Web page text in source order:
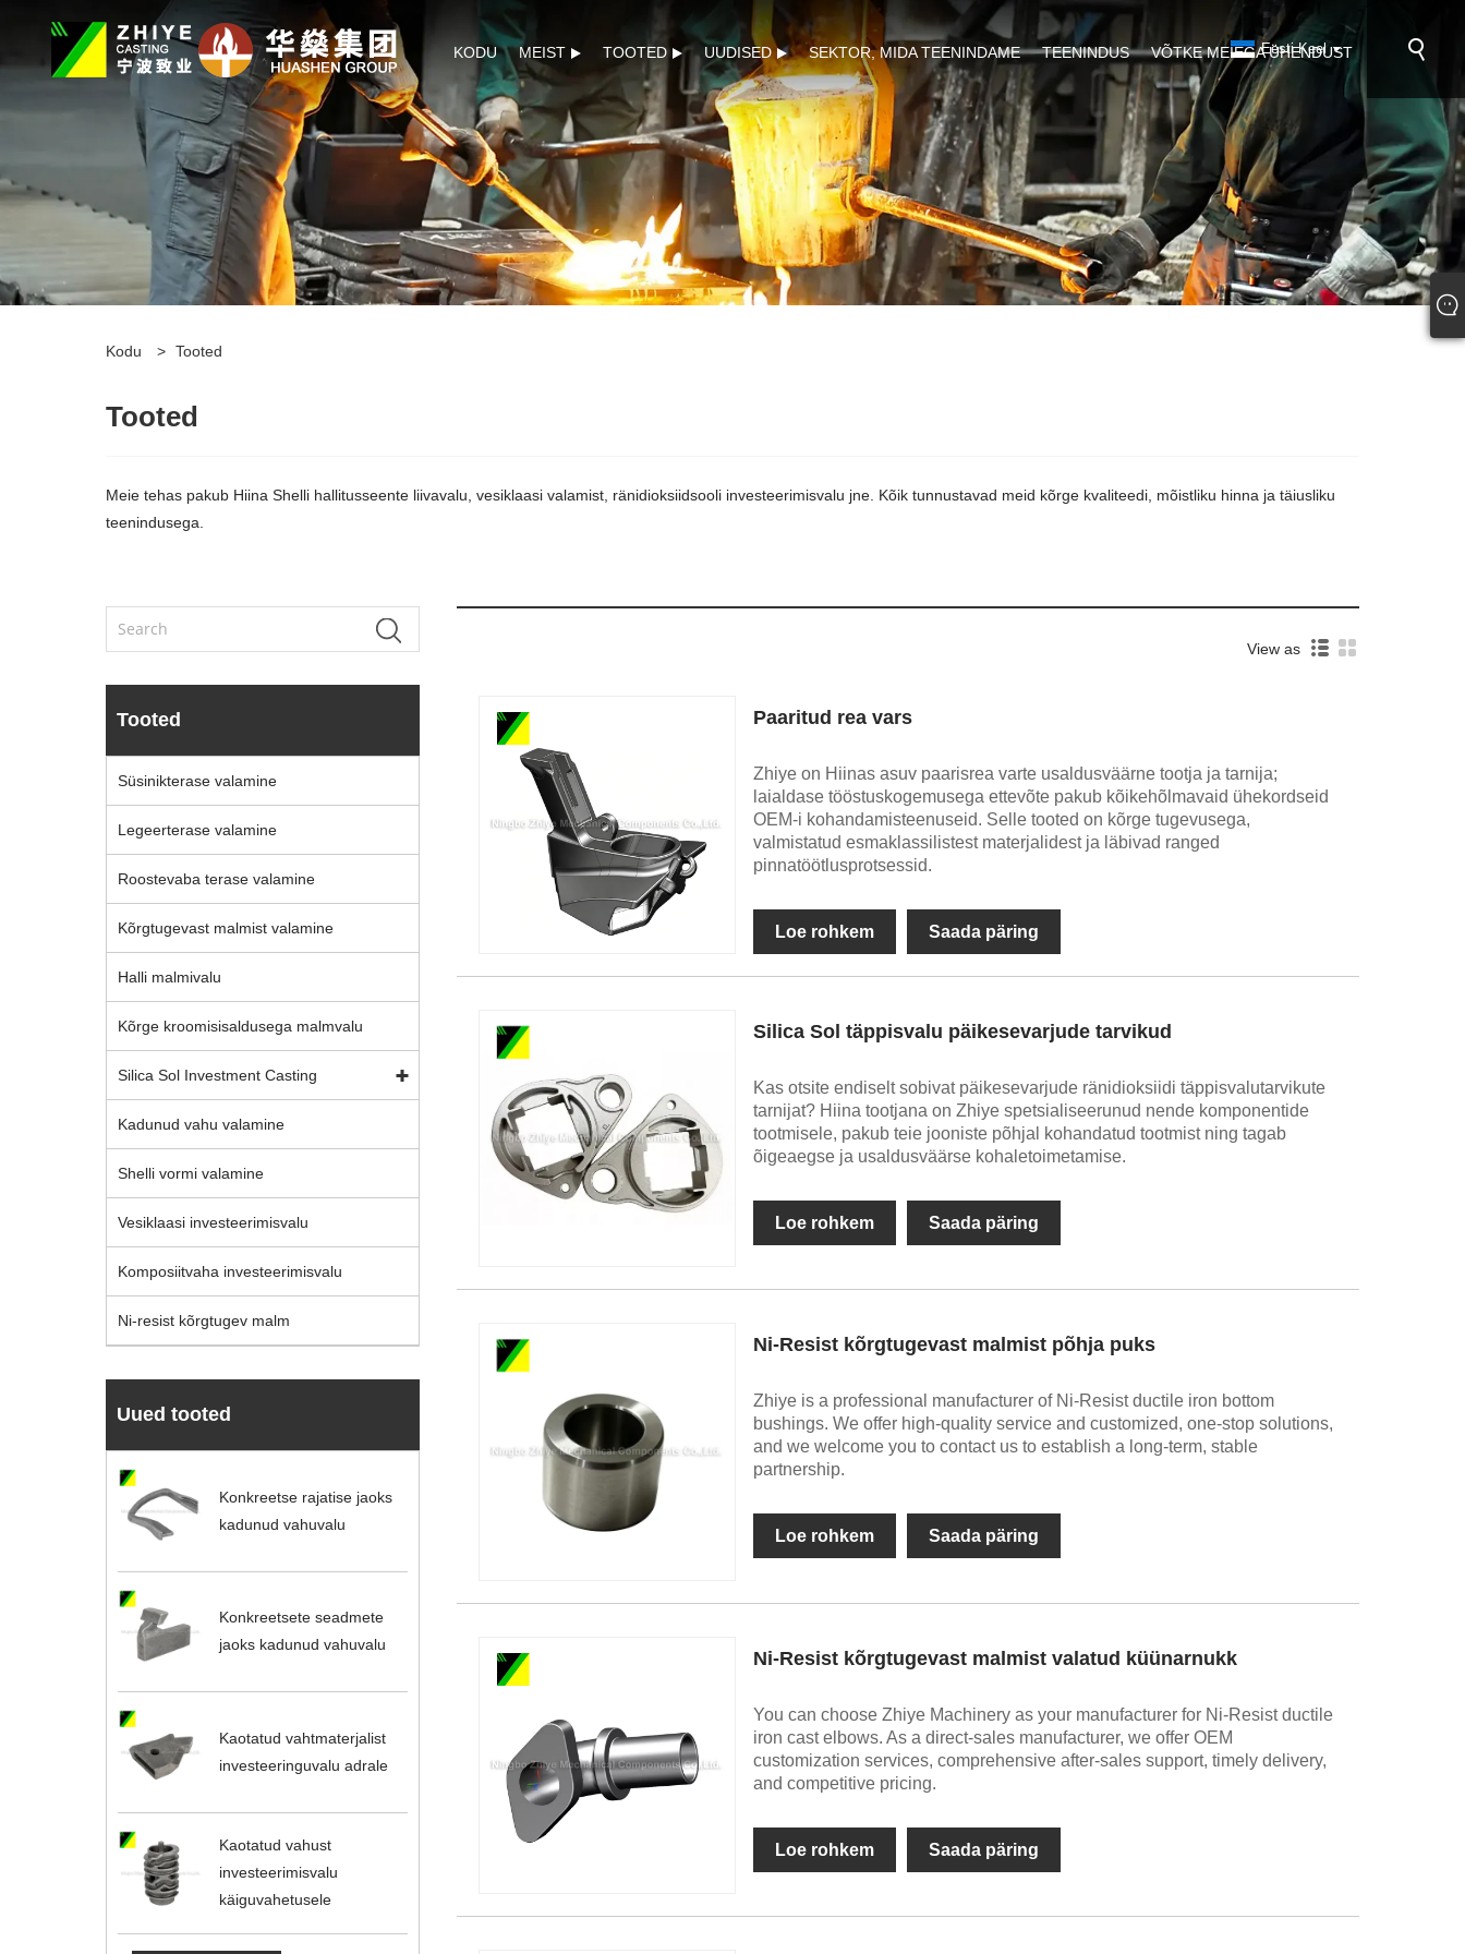
KODU MEIST TOOTED UUDISED SEKTOR, MIDA TEENINDAME TEENINDUS VÕTKE MEIEGA ÜHENDUST
Eesti Keel
Kodu > Tooted
Tooted
Meie tehas pakub Hiina Shelli hallitusseente liivavalu, vesiklaasi valamist, ränidioksiidsooli investeerimisvalu jne. Kõik tunnustavad meid kõrge kvaliteedi, mõistliku hinna ja täiusliku
teenindusega.
Tooted
Süsinikterase valamine
Legeerterase valamine
Roostevaba terase valamine
Kõrgtugevast malmist valamine
Halli malmivalu
Kõrge kroomisisaldusega malmvalu
Silica Sol Investment Casting
Kadunud vahu valamine
Shelli vormi valamine
Vesiklaasi investeerimisvalu
Komposiitvaha investeerimisvalu
Ni-resist kõrgtugev malm
Uued tooted
Konkreetse rajatise jaoks
kadunud vahuvalu
Konkreetsete seadmete
jaoks kadunud vahuvalu
Kaotatud vahtmaterjalist
investeeringuvalu adrale
Kaotatud vahust
investeerimisvalu
käiguvahetusele
View as
Paaritud rea vars
Zhiye on Hiinas asuv paarisrea varte usaldusväärne tootja ja tarnija;
laialdase tööstuskogemusega ettevõte pakub kõikehõlmavaid ühekordseid
OEM-i kohandamisteenuseid. Selle tooted on kõrge tugevusega,
valmistatud esmaklassilistest materjalidest ja läbivad ranged
pinnatöötlusprotsessid.
Loe rohkem Saada päring
Silica Sol täppisvalu päikesevarjude tarvikud
Kas otsite endiselt sobivat päikesevarjude ränidioksiidi täppisvalutarvikute
tarnijat? Hiina tootjana on Zhiye spetsialiseerunud nende komponentide
tootmisele, pakub teie jooniste põhjal kohandatud tootmist ning tagab
õigeaegse ja usaldusväärse kohaletoimetamise.
Loe rohkem Saada päring
Ni-Resist kõrgtugevast malmist põhja puks
Zhiye is a professional manufacturer of Ni-Resist ductile iron bottom
bushings. We offer high-quality service and customized, one-stop solutions,
and we welcome you to contact us to establish a long-term, stable
partnership.
Loe rohkem Saada päring
Ni-Resist kõrgtugevast malmist valatud küünarnukk
You can choose Zhiye Machinery as your manufacturer for Ni-Resist ductile
iron cast elbows. As a direct-sales manufacturer, we offer OEM
customization services, comprehensive after-sales support, timely delivery,
and competitive pricing.
Loe rohkem Saada päring